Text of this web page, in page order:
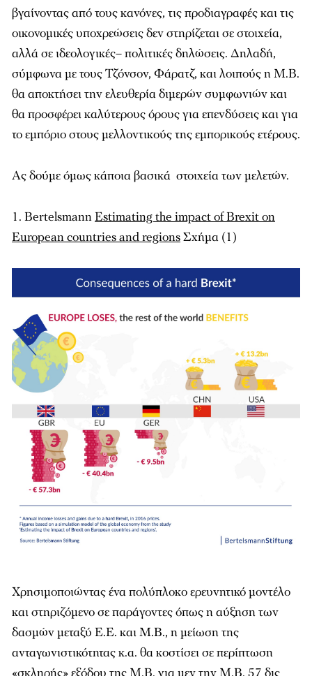
βγαίνοντας από τους κανόνες, τις προδιαγραφές και τις
οικονομικές υποχρεώσεις δεν στηρίζεται σε στοιχεία,
αλλά σε ιδεολογικές– πολιτικές δηλώσεις. Δηλαδή,
σύμφωνα με τους Τζόνσον, Φάρατζ, και λοιπούς η Μ.Β.
θα αποκτήσει την ελευθερία διμερών συμφωνιών και
θα προσφέρει καλύτερους όρους για επενδύσεις και για
το εμπόριο στους μελλοντικούς της εμπορικούς ετέρους.
Ας δούμε όμως κάποια βασικά στοιχεία των μελετών.
1. BertelsmannEstimating the impact of Brexit on
European countries and regionsΣχήμα (1)
Χρησιμοποιώντας ένα πολύπλοκο ερευνητικό μοντέλο
και στηριζόμενο σε παράγοντες όπως η αύξηση των
δασμών μεταξύ Ε.Ε. και Μ.Β., η μείωση της
ανταγωνιστικότητας κ.α. θα κοστίσει σε περίπτωση
«σκληρής» εξόδου της Μ.Β. για μεν την Μ.Β. 57 δις